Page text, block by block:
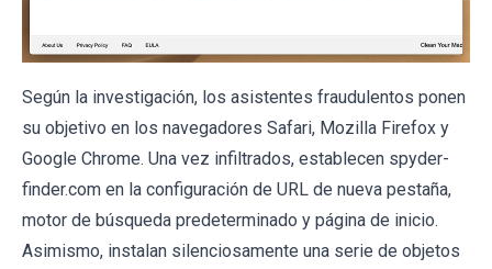
Según la investigación, los asistentes fraudulentos ponen
su objetivo en los navegadores Safari, Mozilla Firefox y
Google Chrome. Una vez infiltrados, establecen spyder-
finder.com en la configuración de URL de nueva pestaña,
motor de búsqueda predeterminado y página de inicio.
Asimismo, instalan silenciosamente una serie de objetos